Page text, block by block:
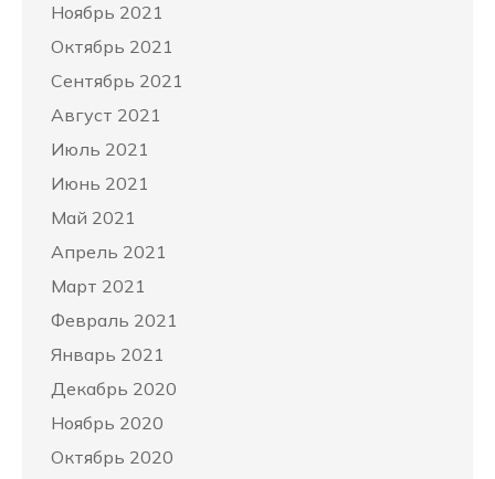
Ноябрь 2021
Октябрь 2021
Сентябрь 2021
Август 2021
Июль 2021
Июнь 2021
Май 2021
Апрель 2021
Март 2021
Февраль 2021
Январь 2021
Декабрь 2020
Ноябрь 2020
Октябрь 2020